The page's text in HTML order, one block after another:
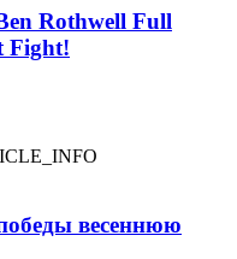
Rothwell Full
Fight!
весеннюю